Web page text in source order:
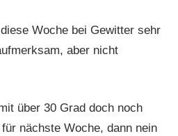
Woche bei Gewitter sehr
aber nicht
über 30 Grad doch noch
nächste Woche, dann nein